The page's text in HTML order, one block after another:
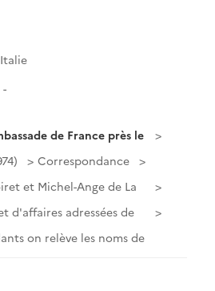
-
de France près le
Correspondance
et Michel-Ange de La
d'affaires adressées de
on relève les noms de